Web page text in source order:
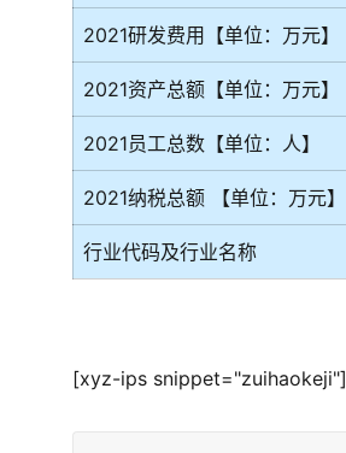
2021研发费用【单位：万元】
2021资产总额【单位：万元】
2021员工总数【单位：人】
2021纳税总额 【单位：万元】
行业代码及行业名称
[xyz-ips snippet="zuihaokeji"]